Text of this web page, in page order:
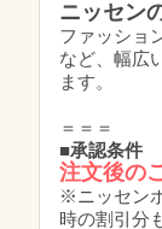
ニッセン
ファッショ
など、幅広
ます。
＝＝＝
■承認条件
注文後の
※ニッセン
時の割引分